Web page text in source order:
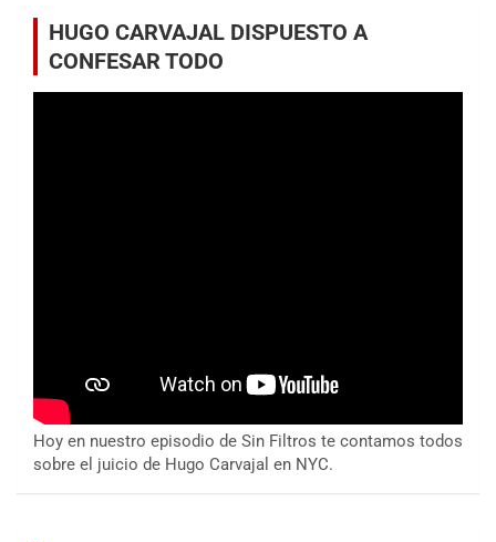
HUGO CARVAJAL DISPUESTO A
CONFESAR TODO
Hoy en nuestro episodio de Sin Filtros te contamos todos
sobre el juicio de Hugo Carvajal en NYC.